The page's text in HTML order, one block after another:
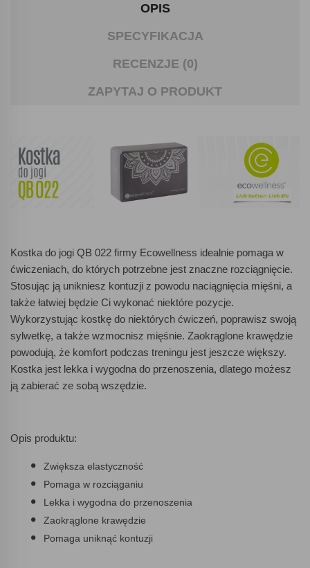
OPIS
SPECYFIKACJA
RECENZJE (0)
ZAPYTAJ O PRODUKT
Kostka do jogi QB 022 firmy Ecowellness idealnie pomaga w
ćwiczeniach, do których potrzebne jest znaczne rozciągnięcie.
Stosując ją unikniesz kontuzji z powodu naciągnięcia mięśni, a
także łatwiej będzie Ci wykonać niektóre pozycje.
Wykorzystując kostkę do niektórych ćwiczeń, poprawisz swoją
sylwetkę, a także wzmocnisz mięśnie. Zaokrąglone krawędzie
powodują, że komfort podczas treningu jest jeszcze większy.
Kostka jest lekka i wygodna do przenoszenia, dlatego możesz
ją zabierać ze sobą wszędzie.
Opis produktu:
Zwiększa elastyczność
Pomaga w rozciąganiu
Lekka i wygodna do przenoszenia
Zaokrąglone krawędzie
Pomaga uniknąć kontuzji